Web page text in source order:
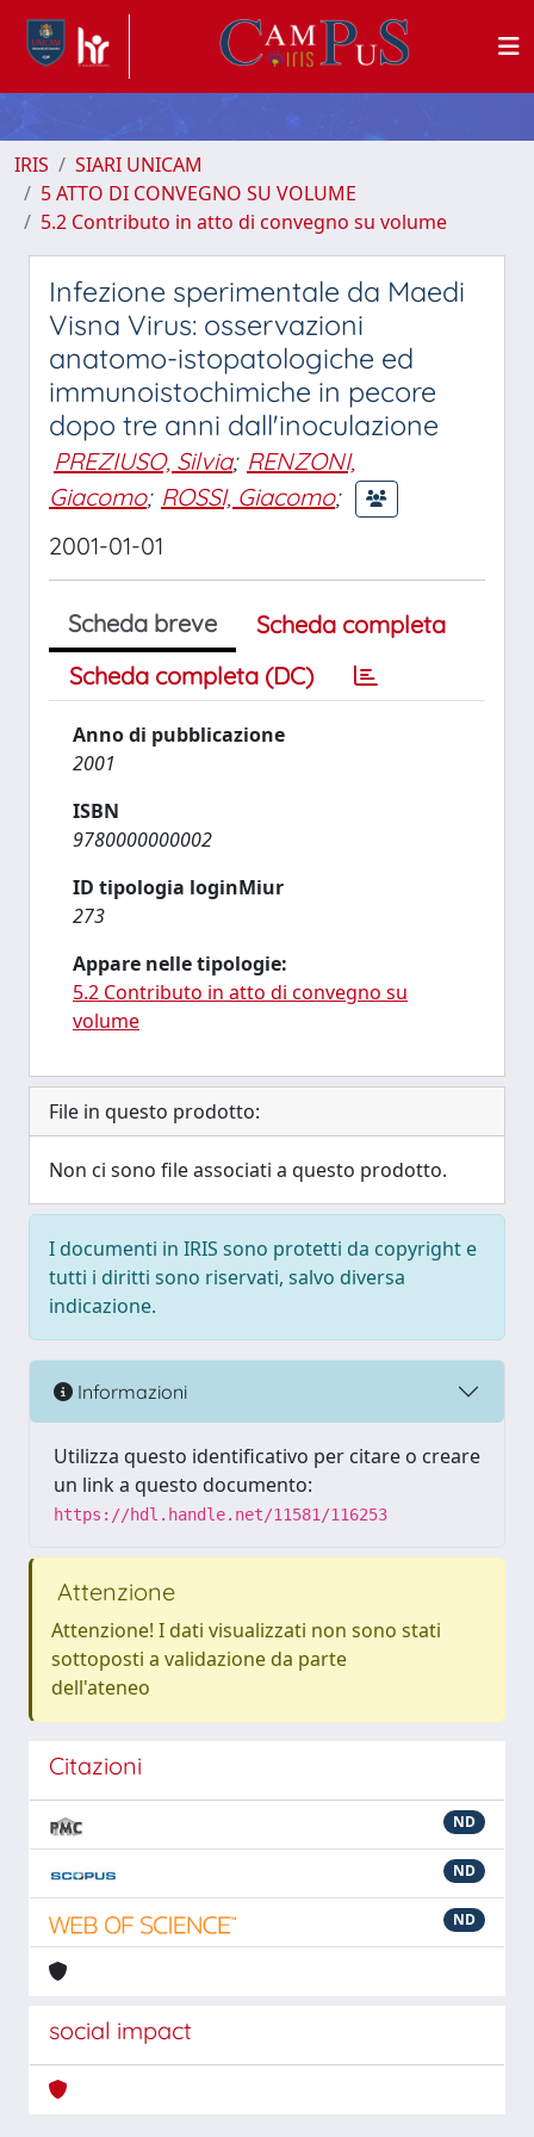
IRIS
SIARI UNICAM
5 ATTO DI CONVEGNO SU VOLUME
5.2 Contributo in atto di convegno su volume
Infezione sperimentale da Maedi
Visna Virus: osservazioni
anatomo-istopatologiche ed
immunoistochimiche in pecore
dopo tre anni dall'inoculazione
PREZIUSO, Silvia; RENZONI,
Giacomo; ROSSI, Giacomo;
2001-01-01
Scheda breve
Scheda completa
Scheda completa (DC)
Anno di pubblicazione
2001
ISBN
9780000000002
ID tipologia loginMiur
273
Appare nelle tipologie:
5.2 Contributo in atto di convegno su
volume
File in questo prodotto:
Non ci sono file associati a questo prodotto.
I documenti in IRIS sono protetti da copyright e
tutti i diritti sono riservati, salvo diversa
indicazione.
Informazioni
Utilizza questo identificativo per citare o creare
un link a questo documento:
https://hdl.handle.net/11581/116253
Attenzione
Attenzione! I dati visualizzati non sono stati
sottoposti a validazione da parte
dell'ateneo
Citazioni
ND
ND
ND
social impact